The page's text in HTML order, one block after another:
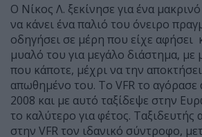
Ο Νίκος Λ. ξεκίνησε για ένα
να κάνει ένα παλιό του όνειρο
οδηγήσει σε μέρη που είχε αφήσει
μυαλό του για μεγάλο διάστημα, με
που κάποτε, μέχρι να την
απωθημένο του. Το VFR το αγόρασε
2008 και με αυτό ταξίδεψε στην
το καλύτερο για φέτος. Ταξιδευτής
στην VFR τον ιδανικό σύντροφο,